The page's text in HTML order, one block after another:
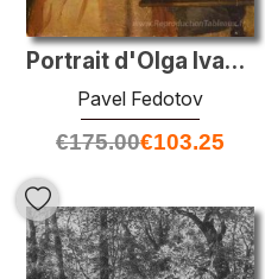
Portrait d'Olga Ivanovna et Fedor Ivanov
Pavel Fedotov
€175.00€103.25